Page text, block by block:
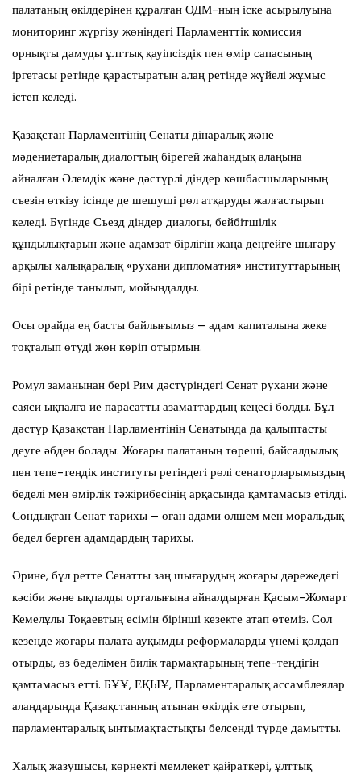
палатаның өкілдерінен құралған ОДМ-ның іске асырылуына
мониторинг жүргізу жөніндегі Парламенттік комиссия
орнықты дамуды ұлттық қауіпсіздік пен өмір сапасының
іргетасы ретінде қарастыратын алаң ретінде жүйелі жұмыс
істеп келеді.
Қазақстан Парламентінің Сенаты дінаралық және
мәдениетаралық диалогтың бірегей жаһандық алаңына
айналған Әлемдік және дәстүрлі діндер көшбасшыларының
съезін өткізу ісінде де шешуші рөл атқаруды жалғастырып
келеді. Бүгінде Съезд діндер диалогы, бейбітшілік
құндылықтарын және адамзат бірлігін жаңа деңгейге шығару
арқылы халықаралық «рухани дипломатия» институттарының
бірі ретінде танылып, мойындалды.
Осы орайда ең басты байлығымыз – адам капиталына жеке
тоқталып өтуді жөн көріп отырмын.
Ромул заманынан бері Рим дәстүріндегі Сенат рухани және
саяси ықпалға ие парасатты азаматтардың кеңесі болды. Бұл
дәстүр Қазақстан Парламентінің Сенатында да қалыптасты
деуге әбден болады. Жоғары палатаның төреші, байсалдылық
пен тепе-теңдік институты ретіндегі рөлі сенаторларымыздың
беделі мен өмірлік тәжірибесінің арқасында қамтамасыз етілді.
Сондықтан Сенат тарихы – оған адами өлшем мен моральдық
бедел берген адамдардың тарихы.
Әрине, бұл ретте Сенатты заң шығарудың жоғары дәрежедегі
кәсіби және ықпалды орталығына айналдырған Қасым-Жомарт
Кемелұлы Тоқаевтың есімін бірінші кезекте атап өтеміз. Сол
кезеңде жоғары палата ауқымды реформаларды үнемі қолдап
отырды, өз беделімен билік тармақтарының тепе-теңдігін
қамтамасыз етті. БҰҰ, ЕҚЫҰ, Парламентаралық ассамблеялар
алаңдарында Қазақстанның атынан өкілдік ете отырып,
парламентаралық ынтымақтастықты белсенді түрде дамытты.
Халық жазушысы, көрнекті мемлекет қайраткері, ұлттық